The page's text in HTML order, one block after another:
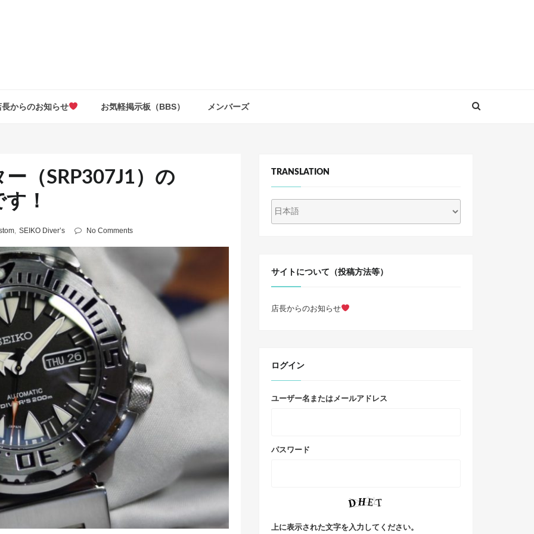
長からのお知らせ お気軽掲示板（BBS） メンバーズ
（SRP307J1）の
！
, SEIKO Diver’s No Comments
TRANSLATION
サイトについて（投稿方法等）
店長からのお知らせ
ログイン
ユーザー名またはメールアドレス
パスワード
上に表示された文字を入力してください。